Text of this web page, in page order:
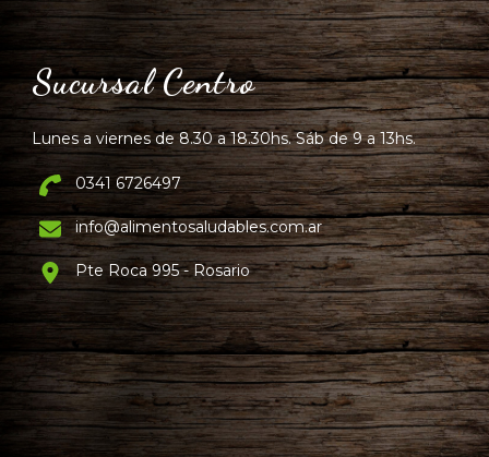
Sucursal Centro
Lunes a viernes de 8.30 a 18.30hs. Sáb de 9 a 13hs.
0341 6726497
info@alimentosaludables.com.ar
Pte Roca 995 - Rosario